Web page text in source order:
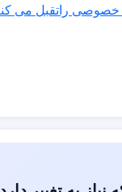
راتقبل می